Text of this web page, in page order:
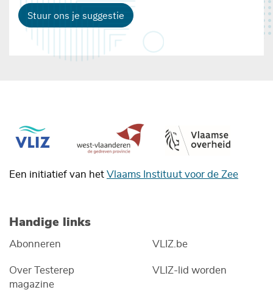
Stuur ons je suggestie
Een initiatief van het Vlaams Instituut voor de Zee
Handige links
Abonneren
Over Testerep
magazine
VLIZ.be
VLIZ-lid worden